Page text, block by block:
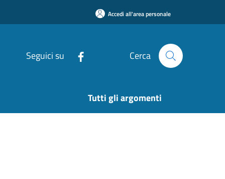
Accedi all'area personale
Seguici su Cerca
Tutti gli argomenti